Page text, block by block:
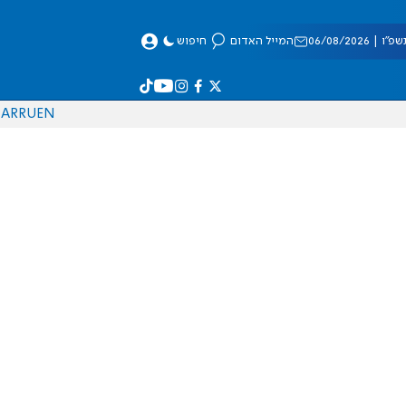
08/2026 המייל האדום חיפוש
EN
RU
AR